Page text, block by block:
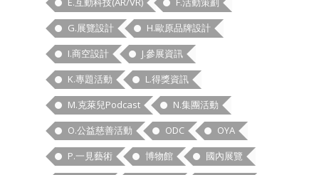
G.展覽設計
H.歐原品牌設計
I.商空設計
J.參展資訊
K.專題活動
L.得獎資訊
M.克萊兒Podcast
N.集團活動
O.公益慈善活動
ODC
OYA
P.一見藝術
博物館
國內展覽